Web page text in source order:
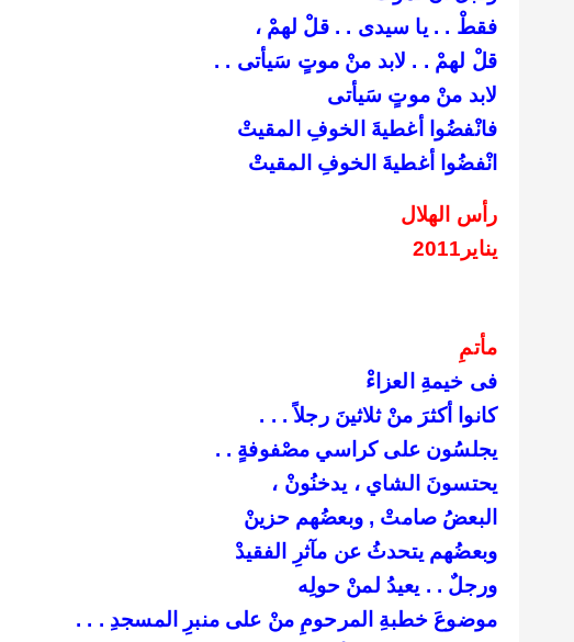
فقطْ . . يا سيدى . . قلْ لهمْ ،
قلْ لهمْ . . لابد منْ موتٍ سَيأتى . .
لابد منْ موتٍ سَيأتى
فانْفضُوا أغطيةَ الخوفِ المقيتْ
انْفضُوا أغطيةَ الخوفِ المقيتْ
رأس الهلال
يناير2011
مأتمِ
فى خيمةِ العزاءْ
كانوا أكثرَ منْ ثلاثينَ رجلاً . . .
يجلسُون على كراسي مصْفوفةٍ . .
يحتسونَ الشاي ، يدخنُونْ ،
البعضُ صامتْ , وبعضُهم حزينْ
وبعضُهم يتحدثُ عن مآثرِ الفقيدْ
ورجلٌ . . يعيدُ لمنْ حولِه
موضوعَ خطبةِ المرحومِ منْ على منبرِ المسجدِ . . .